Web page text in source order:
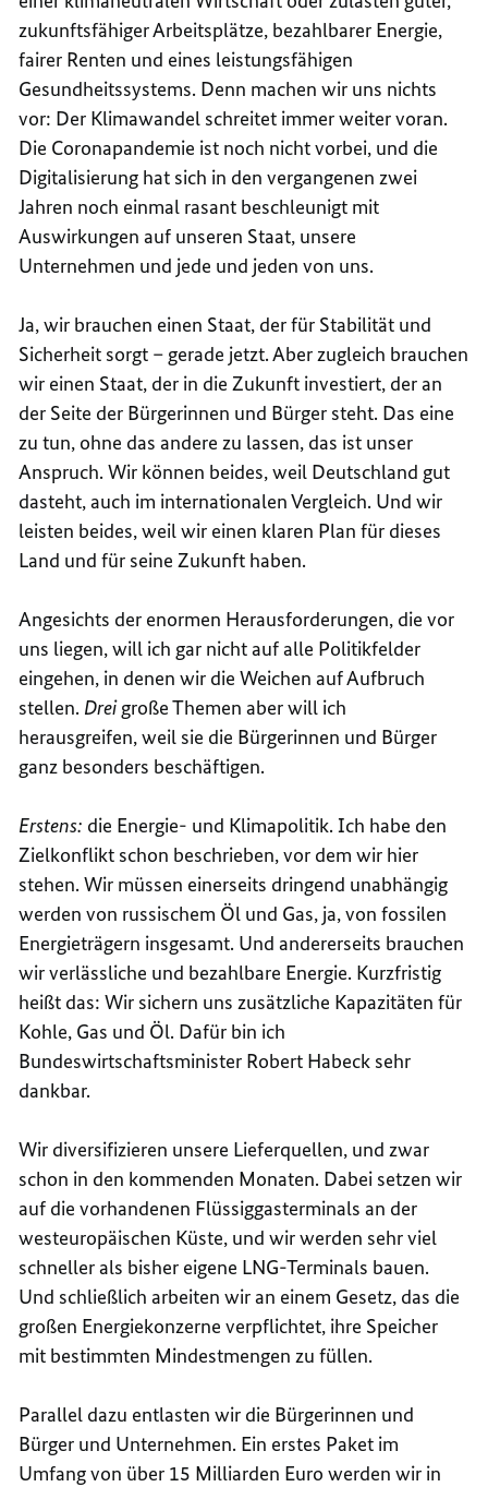
zukunftsfähiger Arbeitsplätze, bezahlbarer Energie,
fairer Renten und eines leistungsfähigen
Gesundheitssystems. Denn machen wir uns nichts
vor: Der Klimawandel schreitet immer weiter voran.
Die Coronapandemie ist noch nicht vorbei, und die
Digitalisierung hat sich in den vergangenen zwei
Jahren noch einmal rasant beschleunigt mit
Auswirkungen auf unseren Staat, unsere
Unternehmen und jede und jeden von uns.
Ja, wir brauchen einen Staat, der für Stabilität und
Sicherheit sorgt – gerade jetzt. Aber zugleich brauchen
wir einen Staat, der in die Zukunft investiert, der an
der Seite der Bürgerinnen und Bürger steht. Das eine
zu tun, ohne das andere zu lassen, das ist unser
Anspruch. Wir können beides, weil Deutschland gut
dasteht, auch im internationalen Vergleich. Und wir
leisten beides, weil wir einen klaren Plan für dieses
Land und für seine Zukunft haben.
Angesichts der enormen Herausforderungen, die vor
uns liegen, will ich gar nicht auf alle Politikfelder
eingehen, in denen wir die Weichen auf Aufbruch
stellen. Dreigroße Themen aber will ich
herausgreifen, weil sie die Bürgerinnen und Bürger
ganz besonders beschäftigen.
Erstens: die Energie- und Klimapolitik. Ich habe den
Zielkonflikt schon beschrieben, vor dem wir hier
stehen. Wir müssen einerseits dringend unabhängig
werden von russischem Öl und Gas, ja, von fossilen
Energieträgern insgesamt. Und andererseits brauchen
wir verlässliche und bezahlbare Energie. Kurzfristig
heißt das: Wir sichern uns zusätzliche Kapazitäten für
Kohle, Gas und Öl. Dafür bin ich
Bundeswirtschaftsminister Robert Habeck sehr
dankbar.
Wir diversifizieren unsere Lieferquellen, und zwar
schon in den kommenden Monaten. Dabei setzen wir
auf die vorhandenen Flüssiggasterminals an der
westeuropäischen Küste, und wir werden sehr viel
schneller als bisher eigene LNG-Terminals bauen.
Und schließlich arbeiten wir an einem Gesetz, das die
großen Energiekonzerne verpflichtet, ihre Speicher
mit bestimmten Mindestmengen zu füllen.
Parallel dazu entlasten wir die Bürgerinnen und
Bürger und Unternehmen. Ein erstes Paket im
Umfang von über 15 Milliarden Euro werden wir in